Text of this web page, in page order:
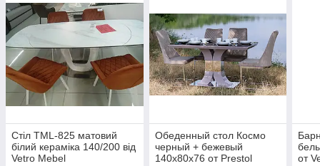
Стіл TML-825 матовий
білий кераміка 140/200 від
Vetro Mebel
Обеденный стол Космо
черный + бежевый
140x80x76 от Prestol
от